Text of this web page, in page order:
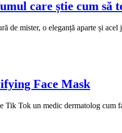
care știe cum să
de mister, o eleganță aparte și
Face Mask
Tik Tok un medic dermatolog cum